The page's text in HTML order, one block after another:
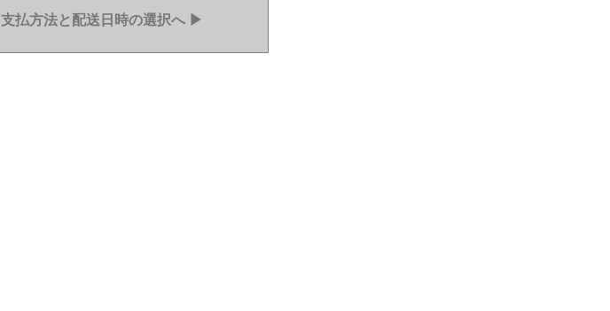
支払方法と配送日時の選択へ ▶